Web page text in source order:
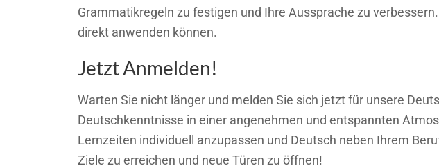
Grammatikregeln zu festigen und Ihre Aussprache zu
direkt anwenden können.
Jetzt Anmelden!
Warten Sie nicht länger und melden Sie sich jetzt für unsere
Deutschkenntnisse in einer angenehmen und entspannten
Lernzeiten individuell anzupassen und Deutsch neben Ihrem
Ziele zu erreichen und neue Türen zu öffnen!